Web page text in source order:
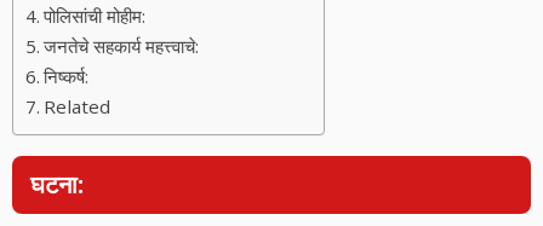
पोलिसांची मोहीम:
जनतेचे सहकार्य महत्त्वाचे:
निष्कर्ष:
Related
घटना: